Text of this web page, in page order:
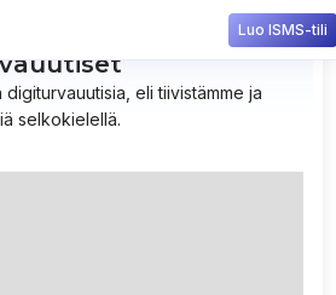
eli tiivistämme ja
selkokielellä.
Luo ISMS-tili